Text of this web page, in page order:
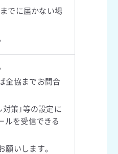
までに届かない場
全協までお問合
策｣等の設定に
ルを受信できる
いします。